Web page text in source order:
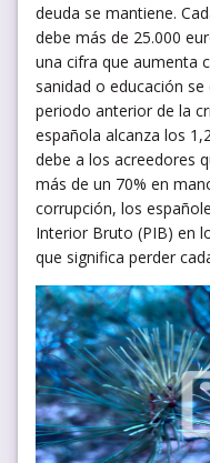
deuda se mantiene.
debe más de 25.000
una cifra que aumenta
sanidad o educación
periodo anterior de la
española alcanza los
debe a los acreedores
más de un 70% en
corrupción, los
Interior Bruto (PIB) en
que significa perder